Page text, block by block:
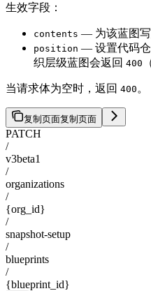
生效字段：
contents — 为该蓝图写
position — 设置代码仓
织层级蓝图会返回 400
当请求体为空时，返回 400 。
复制页面复制页面
PATCH
/
v3beta1
/
organizations
/
{org_id}
/
snapshot-setup
/
blueprints
/
{blueprint_id}